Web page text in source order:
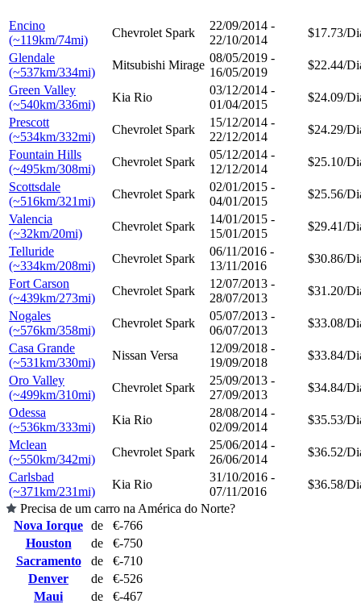
Encino
(~119km/74mi)
Chevrolet Spark
22/09/2014 -
22/10/2014
$17.73/
Glendale
(~537km/334mi)
Mitsubishi Mirage
08/05/2019 -
16/05/2019
$22.44/
Green Valley
(~540km/336mi)
Kia Rio
03/12/2014 -
01/04/2015
$24.09/
Prescott
(~534km/332mi)
Chevrolet Spark
15/12/2014 -
22/12/2014
$24.29/
Fountain Hills
(~495km/308mi)
Chevrolet Spark
05/12/2014 -
12/12/2014
$25.10/
Scottsdale
(~516km/321mi)
Chevrolet Spark
02/01/2015 -
04/01/2015
$25.56/
Valencia
(~32km/20mi)
Chevrolet Spark
14/01/2015 -
15/01/2015
$29.41/
Telluride
(~334km/208mi)
Chevrolet Spark
06/11/2016 -
13/11/2016
$30.86/
Fort Carson
(~439km/273mi)
Chevrolet Spark
12/07/2013 -
28/07/2013
$31.20/
Nogales
(~576km/358mi)
Chevrolet Spark
05/07/2013 -
06/07/2013
$33.08/
Casa Grande
(~531km/330mi)
Nissan Versa
12/09/2018 -
19/09/2018
$33.84/
Oro Valley
(~499km/310mi)
Chevrolet Spark
25/09/2013 -
27/09/2013
$34.84/
Odessa
(~536km/333mi)
Kia Rio
28/08/2014 -
02/09/2014
$35.53/
Mclean
(~550km/342mi)
Chevrolet Spark
25/06/2014 -
26/06/2014
$36.52/
Carlsbad
(~371km/231mi)
Kia Rio
31/10/2016 -
07/11/2016
$36.58/
Precisa de um carro na América do Norte?
Nova Iorque de
€-766
Houston
de
€-750
Sacramento
de
€-710
Denver
de
€-526
Maui
de
€-467